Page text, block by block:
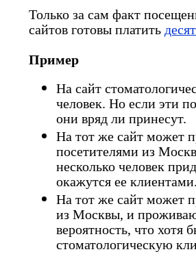
Только за сам факт
сайтов готовы платить
Пример
На сайт
человек. Но если эти
они вряд ли принесут.
На тот же сайт может
посетителями из
несколько человек
окажутся ее
На тот же сайт может
из Москвы, и
вероятность, что хотя
стоматологическую